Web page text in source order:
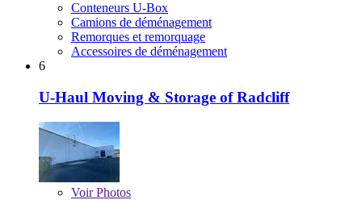
Conteneurs U-Box
Camions de déménagement
Remorques et remorquage
Accessoires de déménagement
6
U-Haul Moving & Storage of Radcliff
VoirPhotos